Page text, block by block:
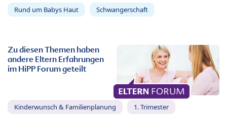
Rund um Babys Haut Schwangerschaft
Zu diesen Themen haben
andere Eltern Erfahrungen
im HiPP Forum geteilt
Kinderwunsch & Familienplanung 1. Trimester